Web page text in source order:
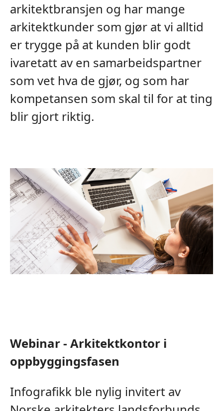
arkitektbransjen og har mange
arkitektkunder som gjør at vi alltid
er trygge på at kunden blir godt
ivaretatt av en samarbeidspartner
som vet hva de gjør, og som har
kompetansen som skal til for at ting
blir gjort riktig.
Webinar - Arkitektkontor i
oppbyggingsfasen
Infografikk ble nylig invitert av